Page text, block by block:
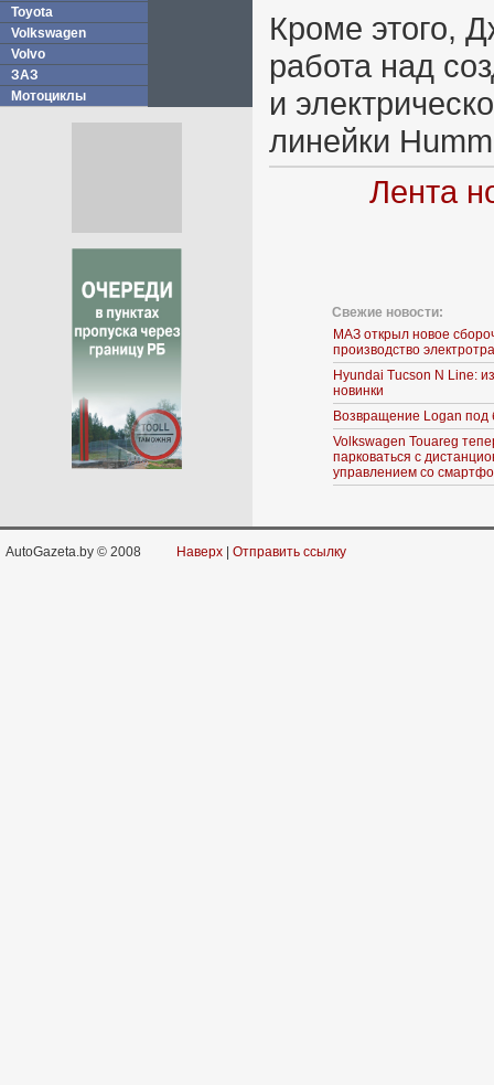
Toyota
Volkswagen
Volvo
ЗАЗ
Мотоциклы
Кроме этого,
работа над
и
линейки
Лента
Свежие новости:
МАЗ открыл новое
производство
Hyundai Tucson N Line:
новинки
Возвращение Logan под
Volkswagen Touareg
парковаться с
управлением со
AutoGazeta.by © 2008 Наверх Отправить ссылку